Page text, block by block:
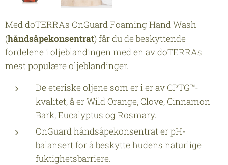
Med doTERRAs OnGuard Foaming Hand Wash
(håndsåpekonsentrat) får du de beskyttende
fordelene i oljeblandingen med en av doTERRAs
mest populære oljeblandinger.
De eteriske oljene som er i er av CPTG™-
kvalitet, å er Wild Orange, Clove, Cinnamon
Bark, Eucalyptus og Rosmary.
OnGuard håndsåpekonsentrat er pH-
balansert for å beskytte hudens naturlige
fuktighetsbarriere.